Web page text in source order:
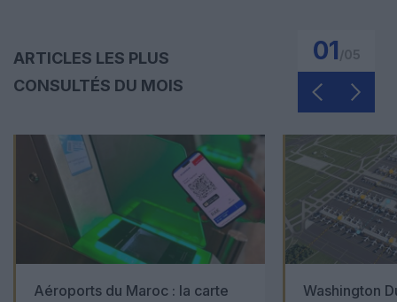
ARTICLES LES PLUS
CONSULTÉS DU MOIS
01
Aéroports du Maroc : la carte
Washington